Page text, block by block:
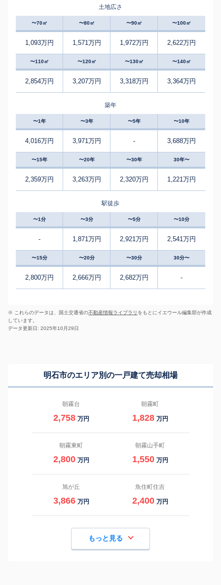
土地広さ
〜70㎡ 〜80㎡ 〜90㎡ 〜100㎡
1,093万円 1,571万円 1,972万円 2,622万円
〜110㎡ 〜120㎡ 〜130㎡ 〜140㎡
2,854万円 3,207万円 3,318万円 3,364万円
築年
〜1年 〜3年 〜5年 〜10年
4,016万円 3,971万円 - 3,688万円
〜15年 〜20年 〜30年 30年〜
2,359万円 3,263万円 2,320万円 1,221万円
駅徒歩
〜1分 〜3分 〜5分 〜10分
- 1,871万円 2,921万円 2,541万円
〜15分 〜20分 〜30分 30分〜
2,800万円 2,666万円 2,682万円 -
※ これらのデータは、国土交通省の不動産情報ライブラリ をもとにイエウール編集部が作成
しています。
データ更新日: 2025年10月29日
明石市のエリア別の一戸建て売却相場
朝霧台
2,758 万円
朝霧町
1,828 万円
朝霧東町
2,800 万円
朝霧山手町
1,550 万円
旭が丘
3,866 万円
魚住町住吉
2,400 万円
もっと見る